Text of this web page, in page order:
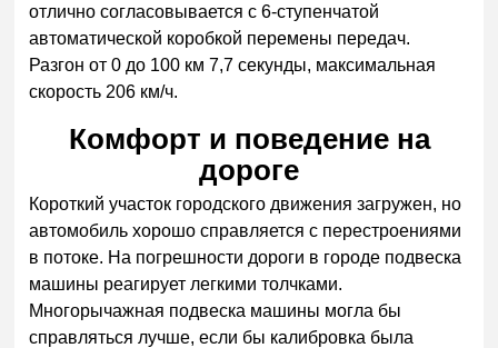
отлично согласовывается с 6-ступенчатой
автоматической коробкой перемены передач.
Разгон от 0 до 100 км 7,7 секунды, максимальная
скорость 206 км/ч.
Комфорт и поведение на
дороге
Короткий участок городского движения загружен, но
автомобиль хорошо справляется с перестроениями
в потоке. На погрешности дороги в городе подвеска
машины реагирует легкими толчками.
Многорычажная подвеска машины могла бы
справляться лучше, если бы калибровка была